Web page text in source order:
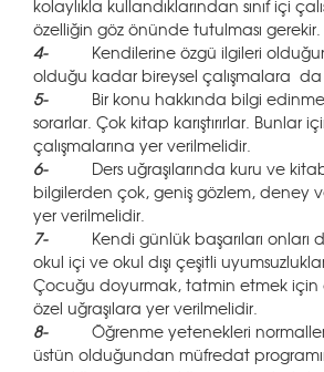
kolaylıkla kullandıklarından sınıf içi
özelliğin göz önünde tutulması gerekir.
4- Kendilerine özgü ilgileri
olduğu kadar bireysel çalışmalara
5- Bir konu hakkında bilgi
sorarlar. Çok kitap karıştırırlar. Bunlar
çalışmalarına yer verilmelidir.
6- Ders uğraşılarında kuru ve
bilgilerden çok, geniş gözlem, deney
yer verilmelidir.
7- Kendi günlük başarıları onları
okul içi ve okul dışı çeşitli
Çocuğu doyurmak, tatmin etmek için
özel uğraşılara yer verilmelidir.
8- Öğrenme yetenekleri
üstün olduğundan müfredat